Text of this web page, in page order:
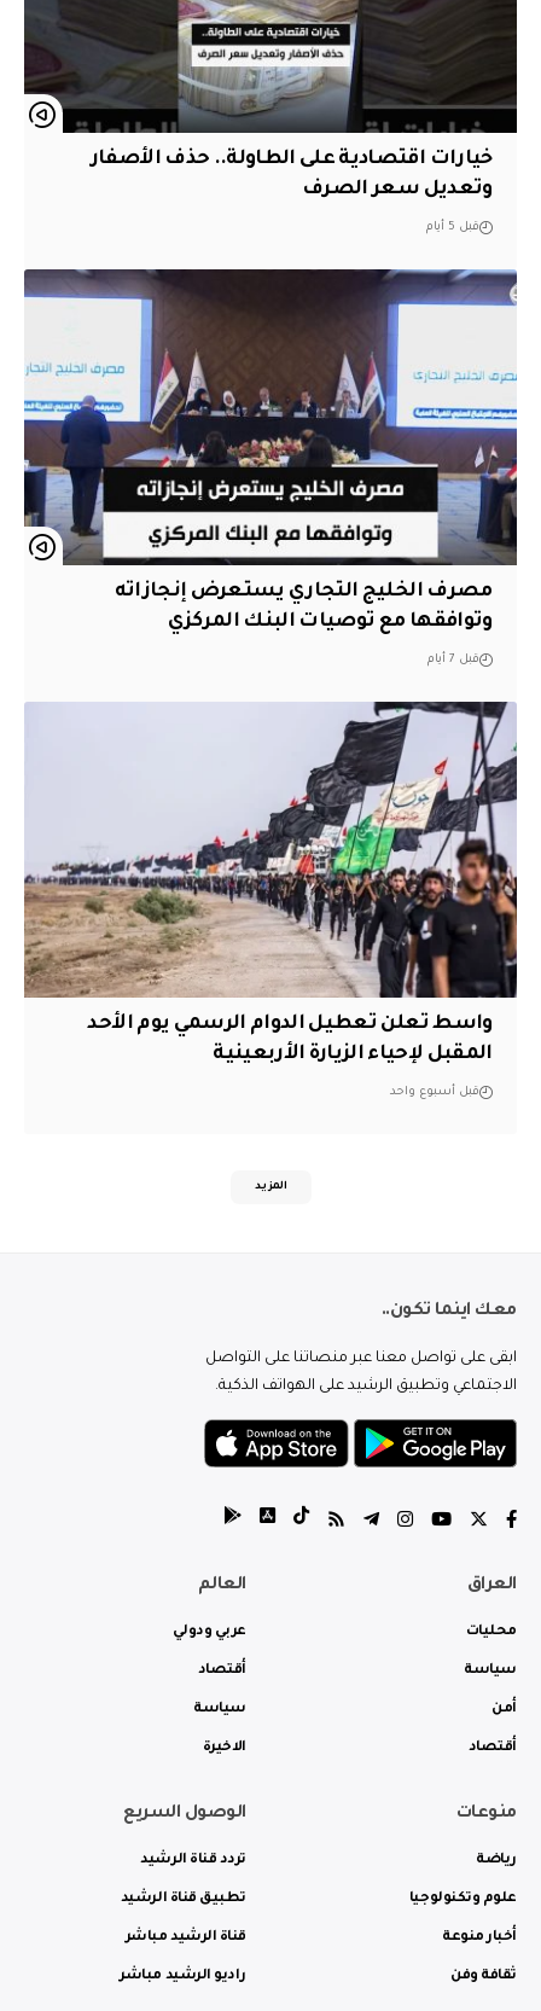
خيارات اقتصادية على الطاولة.. حذف الأصفار
وتعديل سعر الصرف
قبل 5 أيام
مصرف الخليج التجاري يستعرض إنجازاته
وتوافقها مع توصيات البنك المركزي
قبل 7 أيام
واسط تعلن تعطيل الدوام الرسمي يوم الأحد
المقبل لإحياء الزيارة الأربعينية
قبل أسبوع واحد
المزيد
معك اينما تكون..
ابقى على تواصل معنا عبر منصاتنا على التواصل
الاجتماعي وتطبيق الرشيد على الهواتف الذكية.
العراق
محليات
سياسة
أمن
أقتصاد
العالم
عربي ودولي
أقتصاد
سياسة
الاخيرة
منوعات
رياضة
علوم وتكنولوجيا
أخبار منوعة
ثقافة وفن
الوصول السريع
تردد قناة الرشيد
تطبيق قناة الرشيد
قناة الرشيد مباشر
راديو الرشيد مباشر